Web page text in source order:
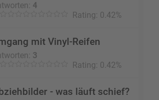
4
Rating: 0.42%
mit Vinyl-Reifen
3
Rating: 0.42%
- was läuft schief?